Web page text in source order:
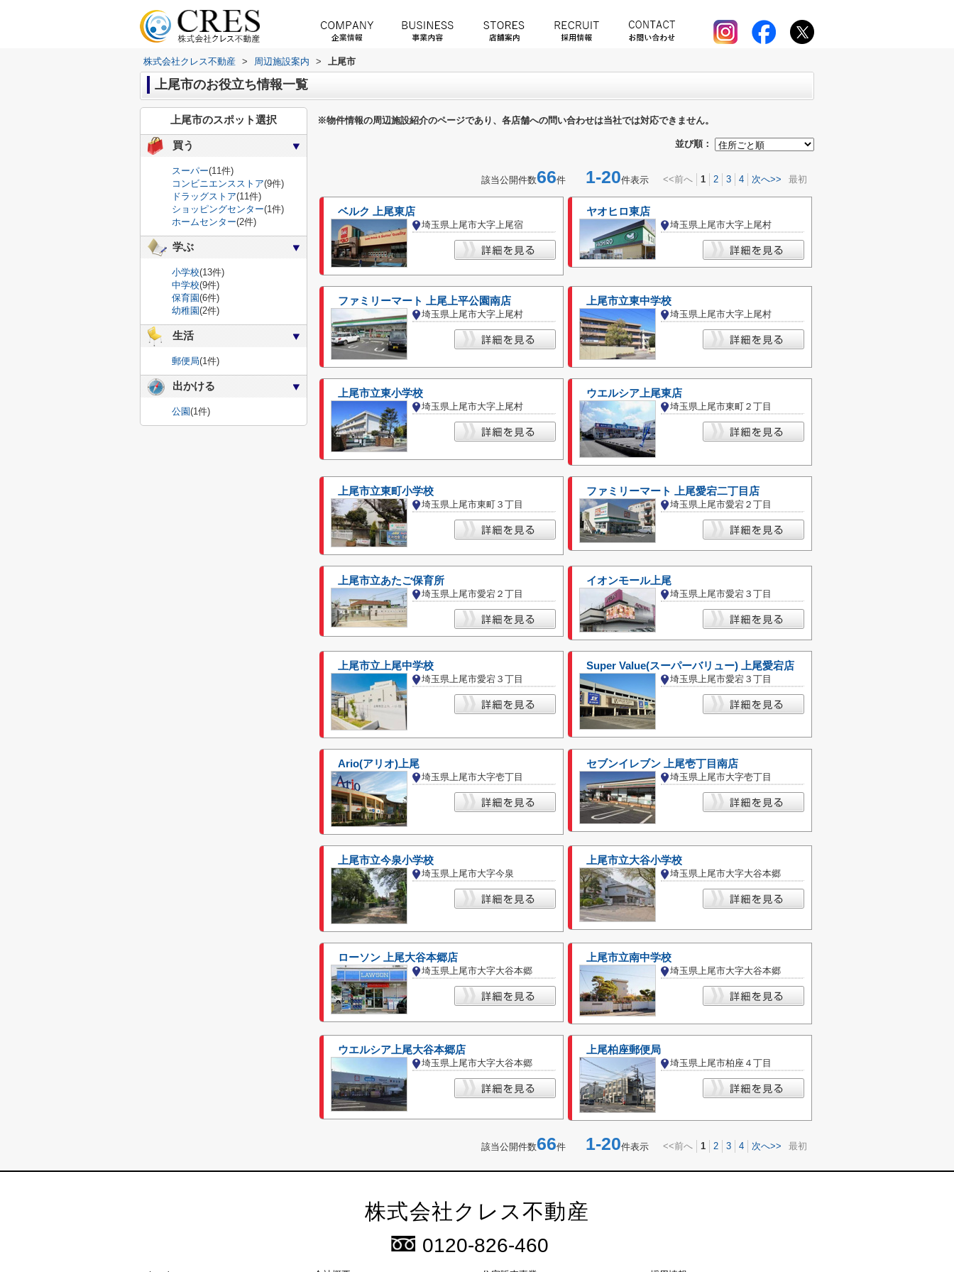
株式会社クレス不動産 > 周辺施設案内 > 上尾市
上尾市のお役立ち情報一覧
※物件情報の周辺施設紹介のページであり、各店舗への問い合わせは当社では対応できません。
並び順：
該当公開件数66件 1-20件表示 <<前へ 1 2 3 4 次へ>> 最初
ベルク 上尾東店
埼玉県上尾市大字上尾宿
ヤオヒロ東店
埼玉県上尾市大字上尾村
ファミリーマート 上尾上平公園南店
埼玉県上尾市大字上尾村
上尾市立東中学校
埼玉県上尾市大字上尾村
上尾市立東小学校
埼玉県上尾市大字上尾村
ウエルシア上尾東店
埼玉県上尾市東町２丁目
上尾市立東町小学校
埼玉県上尾市東町３丁目
ファミリーマート 上尾愛宕二丁目店
埼玉県上尾市愛宕２丁目
上尾市立あたご保育所
埼玉県上尾市愛宕２丁目
イオンモール上尾
埼玉県上尾市愛宕３丁目
上尾市立上尾中学校
埼玉県上尾市愛宕３丁目
Super Value(スーパーバリュー) 上尾愛宕店
埼玉県上尾市愛宕３丁目
Ario(アリオ)上尾
埼玉県上尾市大字壱丁目
セブンイレブン 上尾壱丁目南店
埼玉県上尾市大字壱丁目
上尾市立今泉小学校
埼玉県上尾市大字今泉
上尾市立大谷小学校
埼玉県上尾市大字大谷本郷
ローソン 上尾大谷本郷店
埼玉県上尾市大字大谷本郷
上尾市立南中学校
埼玉県上尾市大字大谷本郷
ウエルシア上尾大谷本郷店
埼玉県上尾市大字大谷本郷
上尾柏座郵便局
埼玉県上尾市柏座４丁目
該当公開件数66件 1-20件表示 <<前へ 1 2 3 4 次へ>> 最初
上尾市のスポット選択
買う
スーパー(11件)
コンビニエンスストア(9件)
ドラッグストア(11件)
ショッピングセンター(1件)
ホームセンター(2件)
学ぶ
小学校(13件)
中学校(9件)
保育園(6件)
幼稚園(2件)
生活
郵便局(1件)
出かける
公園(1件)
株式会社クレス不動産
0120-826-460